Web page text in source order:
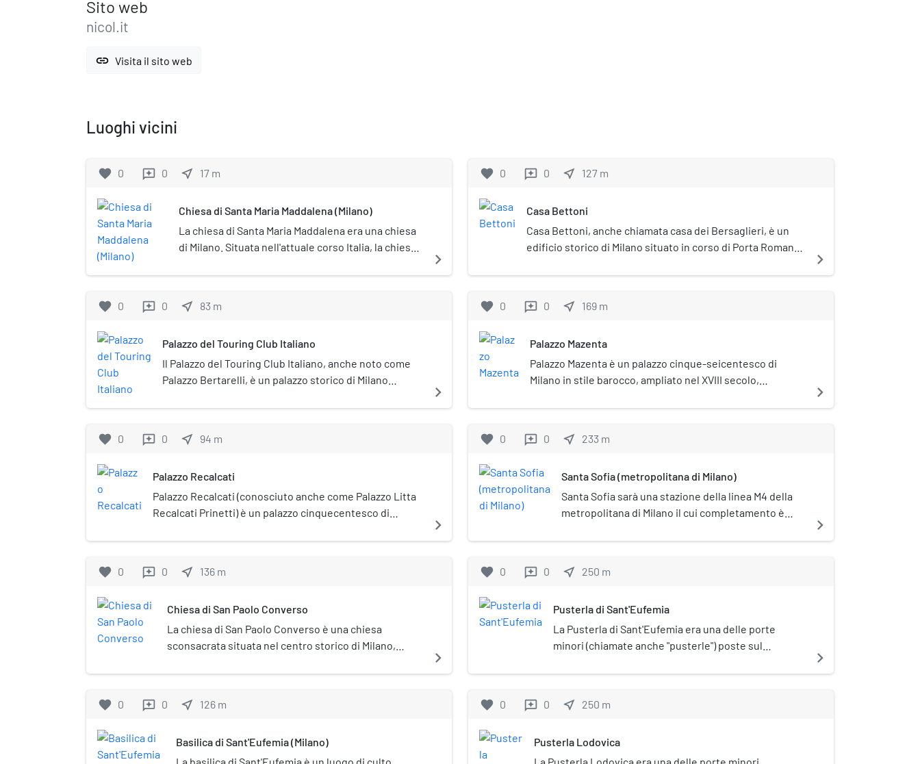
Sito web
nicol.it
link Visita il sito web
Luoghi vicini
favorite 0 reviews 0 near_me 17 m
Chiesa di Santa Maria Maddalena (Milano)
La chiesa di Santa Maria Maddalena era una chiesa
di Milano. Situata nell'attuale corso Italia, la chiesa
1798.
navigate_next
favorite 0 reviews 0 near_me 83 m
Palazzo del Touring Club Italiano
Il Palazzo del Touring Club Italiano, anche noto come
Palazzo Bertarelli, è un palazzo storico di Milano
Italia al civico 10.
navigate_next
favorite 0 reviews 0 near_me 94 m
Palazzo Recalcati
Palazzo Recalcati (conosciuto anche come Palazzo Litta
Recalcati Prinetti) è un palazzo cinquecentesco di
appartenuto al sestiere di Porta Ticinese, si trova in via
navigate_next
favorite 0 reviews 0 near_me 136 m
Chiesa di San Paolo Converso
La chiesa di San Paolo Converso è una chiesa
sconsacrata situata nel centro storico di Milano,
navigate_next
favorite 0 reviews 0 near_me 126 m
Basilica di Sant'Eufemia (Milano)
favorite 0 reviews 0 near_me 127 m
Casa Bettoni
Casa Bettoni, anche chiamata casa dei Bersaglieri, è un
edificio storico di Milano situato in corso di Porta Romana
navigate_next
favorite 0 reviews 0 near_me 169 m
Palazzo Mazenta
Palazzo Mazenta è un palazzo cinque-seicentesco di
Milano in stile barocco, ampliato nel XVIII secolo,
seconda metà del Novecento. Storicamente appartenuto
navigate_next
favorite 0 reviews 0 near_me 233 m
Santa Sofia (metropolitana di Milano)
Santa Sofia sarà una stazione della linea M4 della
metropolitana di Milano il cui completamento è
Milano lungo via Santa Sofia.
navigate_next
favorite 0 reviews 0 near_me 250 m
Pusterla di Sant'Eufemia
La Pusterla di Sant'Eufemia era una delle porte
minori (chiamate anche "pusterle") poste sul
navigate_next
favorite 0 reviews 0 near_me 250 m
Pusterla Lodovica